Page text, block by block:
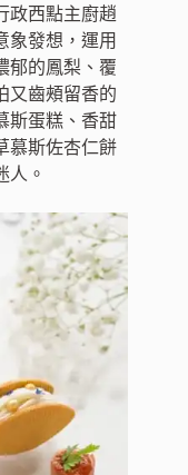
政西點主廚趙
象發想，運用
郁的鳳梨、覆
又齒頰留香的
斯蛋糕、香甜
慕斯佐杏仁餅
人。